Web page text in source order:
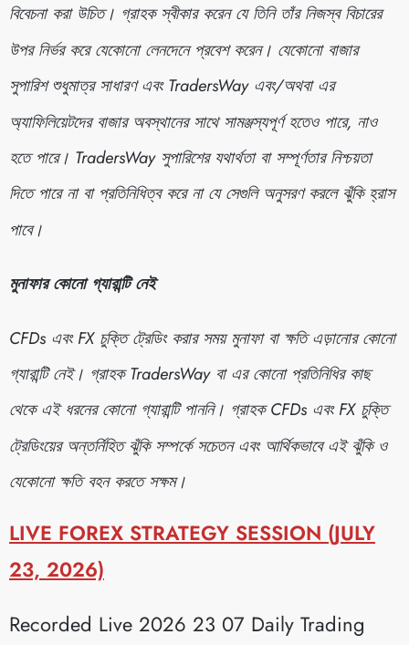
বিবেচনা করা উচিত। গ্রাহক স্বীকার করেন যে তিনি তাঁর নিজস্ব বিচারের
উপর নির্ভর করে যেকোনো লেনদেনে প্রবেশ করেন। যেকোনো বাজার
সুপারিশ শুধুমাত্র সাধারণ এবং TradersWay এবং/অথবা এর
অ্যাফিলিয়েটদের বাজার অবস্থানের সাথে সামঞ্জস্যপূর্ণ হতেও পারে, নাও
হতে পারে। TradersWay সুপারিশের যথার্থতা বা সম্পূর্ণতার নিশ্চয়তা
দিতে পারে না বা প্রতিনিধিত্ব করে না যে সেগুলি অনুসরণ করলে ঝুঁকি হ্রাস
পাবে।
মুনাফার কোনো গ্যারান্টি নেই
CFDs এবং FX চুক্তি ট্রেডিং করার সময় মুনাফা বা ক্ষতি এড়ানোর কোনো
গ্যারান্টি নেই। গ্রাহক TradersWay বা এর কোনো প্রতিনিধির কাছ
থেকে এই ধরনের কোনো গ্যারান্টি পাননি। গ্রাহক CFDs এবং FX চুক্তি
ট্রেডিংয়ের অন্তর্নিহিত ঝুঁকি সম্পর্কে সচেতন এবং আর্থিকভাবে এই ঝুঁকি ও
যেকোনো ক্ষতি বহন করতে সক্ষম।
LIVE FOREX STRATEGY SESSION (JULY
23, 2026)
Recorded Live 2026 23 07 Daily Trading